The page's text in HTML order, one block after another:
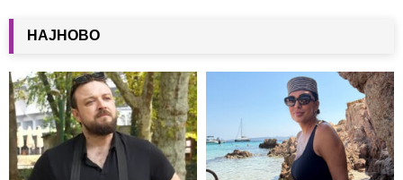
НАЈНОВО